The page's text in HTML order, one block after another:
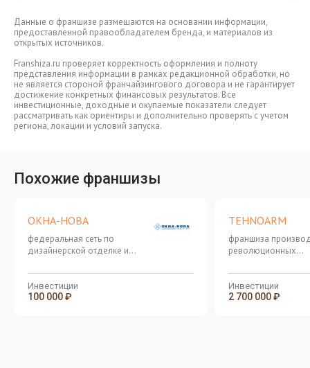
Данные о франшизе размещаются на основании информации,
предоставленной правообладателем бренда, и материалов из
открытых источников.
Franshiza.ru проверяет корректность оформления и полноту
представления информации в рамках редакционной обработки, но
не является стороной франчайзингового договора и не гарантирует
достижение конкретных финансовых результатов. Все
инвестиционные, доходные и окупаемые показатели следует
рассматривать как ориентиры и дополнительно проверять с учетом
региона, локации и условий запуска.
Похожие франшизы
ОКНА-НОВА
федеральная сеть по
дизайнерской отделке и
Инвестиции
100 000 ₽
TEHNOARM
франшиза
революционных
декора
Инвестиции
2 700 000 ₽